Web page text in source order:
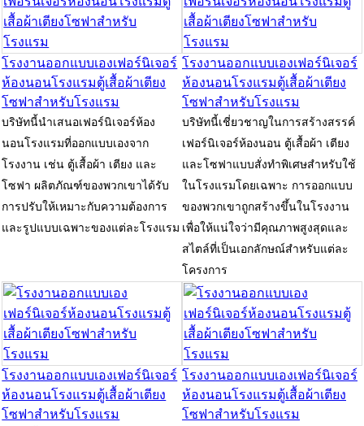
โรงงานออกแบบเองเฟอร์นิเจอร์
ห้องนอนโรงแรมตู้เสื้อผ้าเตียง
โซฟาสำหรับโรงแรม
บริษัทนี้นำเสนอเฟอร์นิเจอร์ห้อง
นอนโรงแรมที่ออกแบบเองจาก
โรงงาน เช่น ตู้เสื้อผ้า เตียง และ
โซฟา ผลิตภัณฑ์ของพวกเขาได้รับ
การปรับให้เหมาะกับความต้องการ
และรูปแบบเฉพาะของแต่ละโรงแรม
โรงงานออกแบบเองเฟอร์นิเจอร์
ห้องนอนโรงแรมตู้เสื้อผ้าเตียง
โซฟาสำหรับโรงแรม
บริษัทนี้เชี่ยวชาญในการสร้างสรรค์
เฟอร์นิเจอร์ห้องนอน ตู้เสื้อผ้า เตียง
และโซฟาแบบสั่งทำพิเศษสำหรับใช้
ในโรงแรมโดยเฉพาะ การออกแบบ
ของพวกเขาถูกสร้างขึ้นในโรงงาน
เพื่อให้แน่ใจว่ามีคุณภาพสูงสุดและ
สไตล์ที่เป็นเอกลักษณ์สำหรับแต่ละ
โครงการ
โรงงานออกแบบเองเฟอร์นิเจอร์
ห้องนอนโรงแรมตู้เสื้อผ้าเตียง
โซฟาสำหรับโรงแรม
โรงงานออกแบบเองเฟอร์นิเจอร์
ห้องนอนโรงแรมตู้เสื้อผ้าเตียง
โซฟาสำหรับโรงแรม